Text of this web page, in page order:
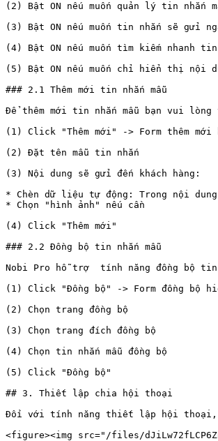
(2) Bật ON nếu muốn quản lý tin nhắn
(3) Bật ON nếu muốn tin nhắn sẽ gửi
(4) Bật ON nếu muốn tìm kiếm nhanh
(5) Bật ON nếu muốn chỉ hiển thị nội
### 2.1 Thêm mới tin nhắn mẫu
Để thêm mới tin nhắn mẫu bạn vui lòng
(1) Click "Thêm mới" -> Form thêm
(2) Đặt tên mẫu tin nhắn
(3) Nội dung sẽ gửi đến khách hàng:
* Chèn dữ liệu tự động: Trong nội
* Chọn "hình ảnh" nếu cần
(4) Click "Thêm mới"
### 2.2 Đồng bộ tin nhắn mẫu
Nobi Pro hỗ trợ  tính năng đồng bộ
(1) Click "Đồng bộ" -> Form đồng bộ
(2) Chọn trang đồng bộ
(3) Chọn trang đích đồng bộ
(4) Chọn tin nhắn mẫu đồng bộ
(5) Click "Đồng bộ"
## 3. Thiết lập chia hội thoại
Đối với tính năng thiết lập hội thoại,
<figure><img src="/files/